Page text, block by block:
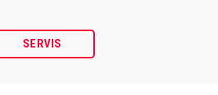
SERVIS